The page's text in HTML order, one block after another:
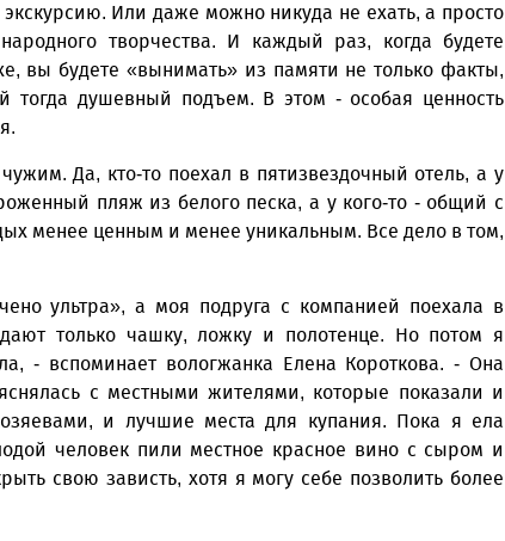
Или даже можно никуда не ехать, а просто
творчества. И каждый раз, когда будете
вы будете «вынимать» из памяти не только факты,
тогда душевный подъем. В этом - особая ценность
Да, кто-то поехал в пятизвездочный отель, а у
пляж из белого песка, а у кого-то - общий с
менее ценным и менее уникальным. Все дело в том,
ультра», а моя подруга с компанией поехала в
только чашку, ложку и полотенце. Но потом я
- вспоминает вологжанка Елена Короткова. - Она
с местными жителями, которые показали и
и лучшие места для купания. Пока я ела
человек пили местное красное вино с сыром и
свою зависть, хотя я могу себе позволить более